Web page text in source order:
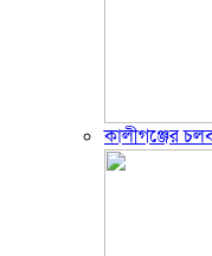
কালীগঞ্জের